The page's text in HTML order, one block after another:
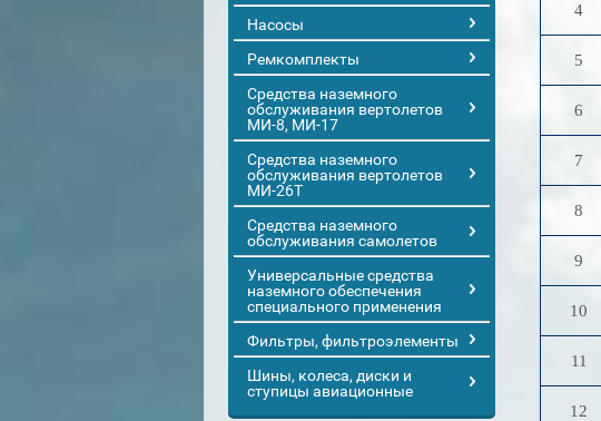
4
5
6
7
8
9
10
11
12
Насосы
Ремкомплекты
Средства наземного
обслуживания вертолетов
МИ-8, МИ-17
Средства наземного
обслуживания вертолетов
МИ-26Т
Средства наземного
обслуживания самолетов
Универсальные средства
наземного обеспечения
специального применения
Фильтры, фильтроэлементы
Шины, колеса, диски и
ступицы авиационные